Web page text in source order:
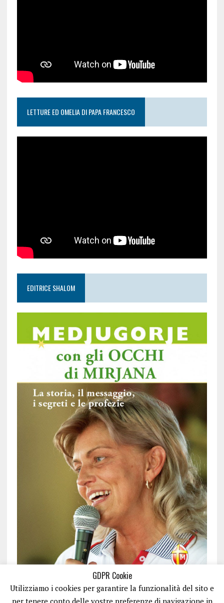
LETTURE ED OMELIA DI PAPA FRANCESCO
EDITRICE SHALOM
GDPR Cookie
Utilizziamo i cookies per garantire la funzionalità del sito e
per tenere conto delle vostre preferenze di navigazione in